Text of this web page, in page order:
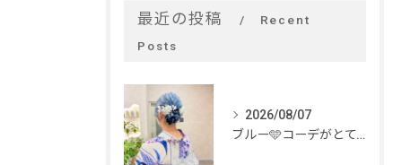
最近の投稿
Recent
Posts
2026/08/07
ブルー🩵コーデがとてもお似合いでした✨